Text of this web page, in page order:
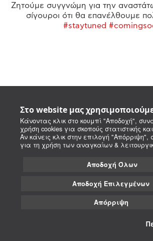
Στο website μας
Κάνοντας κλικ στο κουμπί "Αποδοχή",
χρήση cookies για σκοπούς στατιστικής
Αν κάνεις κλικ στην επιλογή "Απόρριψη",
για τη χρήση των αναγκαίων &
Αποδοχή Όλων
Αποδοχή Επιλεγμένων
Απόρριψη
Ζητούμε συγγνώμη για την
σίγουροι ότι θα επανέλθουμε
#staytuned